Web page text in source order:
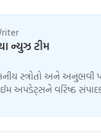
ન્યુઝ ટીમ
સ્ત્રોતો અને અનુભવી
અપડેટ્સને વરિષ્ઠ